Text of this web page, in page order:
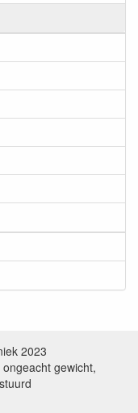
2023
gewicht,